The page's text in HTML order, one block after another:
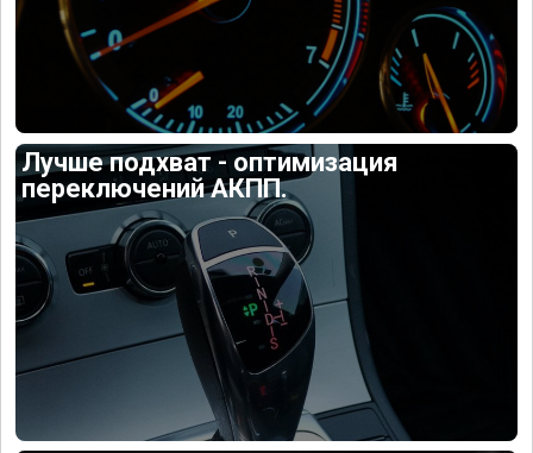
Лучше подхват - оптимизация
переключений АКПП.